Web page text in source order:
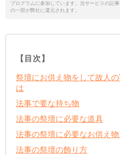
プログラムに参加しています。当サービスの記
の一部が弊社に還元されます。
【目次】
祭壇にお供え物をして故人
は
法事で要な持ち物
法事の祭壇に必要な道具
法事の祭壇に必要なお供え
法事の祭壇の飾り方